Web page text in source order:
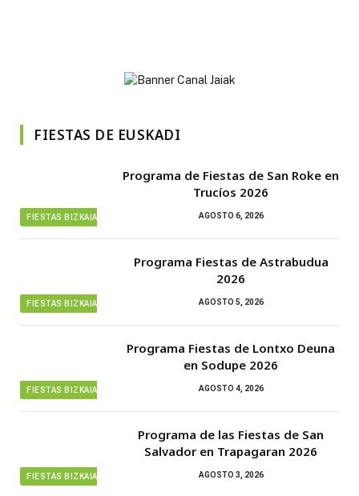
FIESTAS DE EUSKADI
FIESTAS BIZKAIA
Programa de Fiestas de San Roke en
Trucíos 2026
AGOSTO 6, 2026
FIESTAS BIZKAIA
Programa Fiestas de Astrabudua
2026
AGOSTO 5, 2026
FIESTAS BIZKAIA
Programa Fiestas de Lontxo Deuna
en Sodupe 2026
AGOSTO 4, 2026
FIESTAS BIZKAIA
Programa de las Fiestas de San
Salvador en Trapagaran 2026
AGOSTO 3, 2026